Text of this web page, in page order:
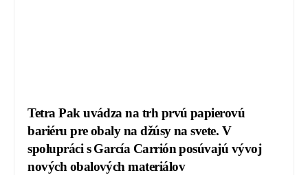
Tetra Pak uvádza na trh prvú papierovú
bariéru pre obaly na džúsy na svete. V
spolupráci s García Carrión posúvajú vývoj
nových obalových materiálov